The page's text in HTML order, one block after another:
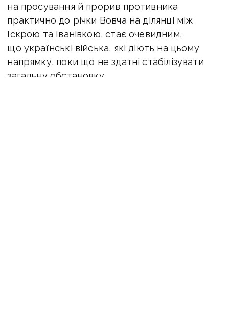
на просування й прорив противника
практично до річки Вовча на ділянці між
Іскрою та Іванівкою, стає очевидним,
що українські війська, які діють на цьому
напрямку, поки що не здатні стабілізувати
загальну обстановку.